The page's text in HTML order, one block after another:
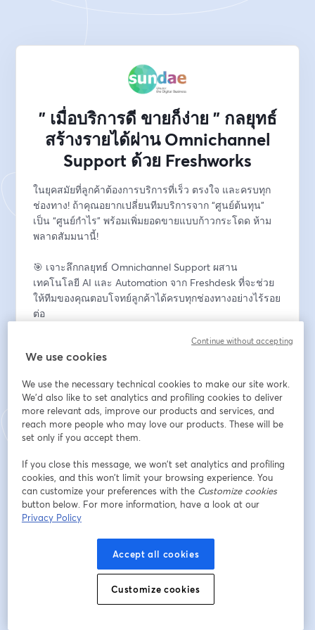
" เมื่อบริการดี ขายก็ง่าย " กลยุทธ์
สร้างรายได้ผ่าน Omnichannel
Support ด้วย Freshworks
ในยุคสมัยที่ลูกค้าต้องการบริการที่เร็ว ตรงใจ และครบทุก
ช่องทาง! ถ้าคุณอยากเปลี่ยนทีมบริการจาก “ศูนย์ต้นทุน”
เป็น “ศูนย์กำไร” พร้อมเพิ่มยอดขายแบบก้าวกระโดด ห้าม
พลาดสัมมนานี้!
🎯 เจาะลึกกลยุทธ์ Omnichannel Support ผสาน
เทคโนโลยี AI และ Automation จาก Freshdesk ที่จะช่วย
ให้ทีมของคุณตอบโจทย์ลูกค้าได้ครบทุกช่องทางอย่างไร้รอย
ต่อ
💡 พร้อมตัวอย่างจริง และเคล็ดลับที่คุณนำไปใช้ได้ทันที!
- เข้าใจภาพรวมของ Customer Service ยุคใหม่ ที่เชื่อม
โยงกับยอดขายโดยตรง
- แนวทางการออกแบบ Omnichannel Experience ที่มี
ประสิทธิภาพ
Cross-sell และสร้าง Retention
- เรียนรู้การประยุกต์ใช้ Freshdesk Omnichannel และ
Freddy AI ในองค์กร
- รับข้อเสนอพิเศษจาก Sundae Solutions สำหรับผู้เข้าร่วม
Endereço de e-mail*
We use cookies
We use the necessary technical cookies to make our site work.
We'd also like to set analytics and profiling cookies to deliver
more relevant ads, improve our products and services, and
reach more people who may love our products. These will be
set only if you accept them.
If you close this message, we won’t set analytics and profiling
cookies, and this won’t limit your browsing experience. You
can customize your preferences with the Customize cookies
button below. For more information, have a look at our
Privacy Policy
Accept all cookies
Customize cookies
Continue without accepting